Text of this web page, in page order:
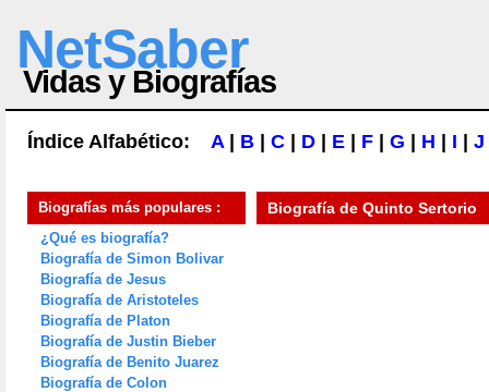
NetSaber
Vidas y Biografías
Índice Alfabético: A| B C D E F G H I J
Biografías más populares :
¿Qué es biografía?
Biografía de Simon Bolivar
Biografía de Jesus
Biografía de Aristoteles
Biografía de Platon
Biografía de Justin Bieber
Biografía de Benito Juarez
Biografía de Colon
Biografía de Quinto Sertorio